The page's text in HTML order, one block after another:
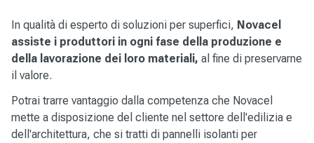
In qualità di esperto di soluzioni per superfici, Novacel
assiste i produttori in ogni fase della produzione e
della lavorazione dei loro materiali, al fine di preservarne
il valore.
Potrai trarre vantaggio dalla competenza che Novacel
mette a disposizione del cliente nel settore dell'edilizia e
dell'architettura, che si tratti di pannelli isolanti per